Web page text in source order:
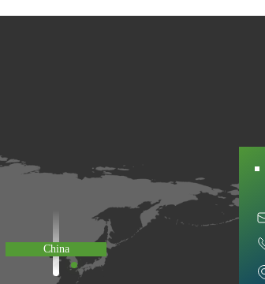
China